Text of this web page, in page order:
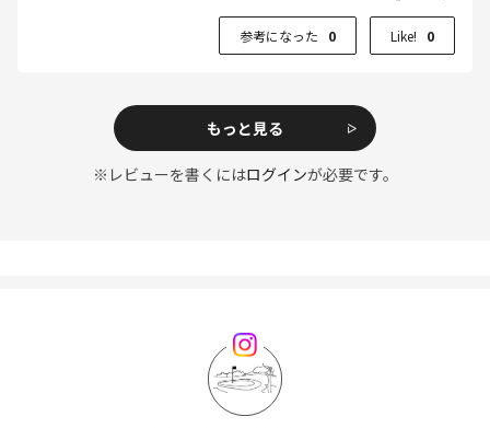
参考になった 0 Like! 0
もっと見る
※レビューを書くにはログインが必要です。